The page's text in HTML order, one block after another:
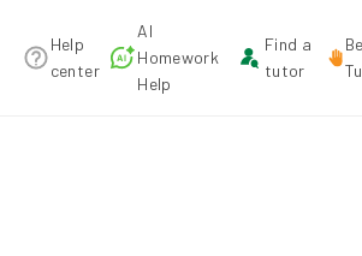
Help
center
AI
Homework
Help
Find a
tutor